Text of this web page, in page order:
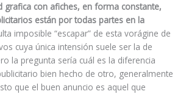
grafica con afiches, en forma constante,
están por todas partes en la
imposible “escapar” de esta vorágine de
cuya única intensión suele ser la de
la pregunta sería cuál es la diferencia
bien hecho de otro, generalmente
que el buen anuncio es aquel que